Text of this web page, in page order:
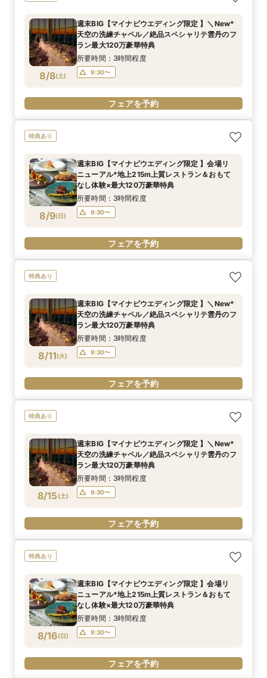
8/8(土)
週末BIG【マイナビウエディング限定 】＼New*
天空の洗練チャペル／絶品スペシャリテ雲丹のフ
ラン最大120万豪華特典
所要時間：3時間程度
9:30〜
フェアを予約
特典あり
8/9(日)
週末BIG【マイナビウエディング限定 】会場リ
ニューアル*地上215m上質レストラン＆おもて
なし体験×最大120万豪華特典
所要時間：3時間程度
9:30〜
フェアを予約
特典あり
8/11(火)
週末BIG【マイナビウエディング限定 】＼New*
天空の洗練チャペル／絶品スペシャリテ雲丹のフ
ラン最大120万豪華特典
所要時間：3時間程度
9:30〜
フェアを予約
特典あり
8/15(土)
週末BIG【マイナビウエディング限定 】＼New*
天空の洗練チャペル／絶品スペシャリテ雲丹のフ
ラン最大120万豪華特典
所要時間：3時間程度
9:30〜
フェアを予約
特典あり
8/16(日)
週末BIG【マイナビウエディング限定 】会場リ
ニューアル*地上215m上質レストラン＆おもて
なし体験×最大120万豪華特典
所要時間：3時間程度
9:30〜
フェアを予約